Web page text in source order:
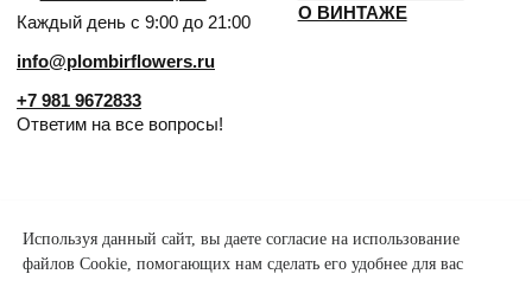
Используя данный сайт, вы даете согласие на использование
файлов Cookie, помогающих нам сделать его удобнее для вас